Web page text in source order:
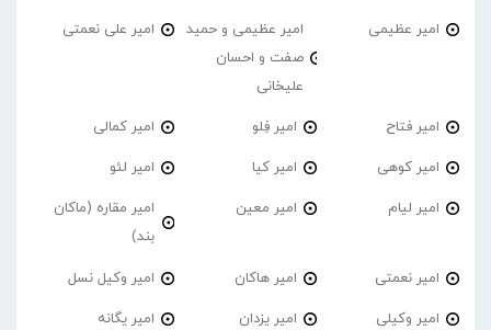
امیر عظیمی
امیر عظیمی و حمید
صفت و احسان
علیخانی
امیر علی نعمتی
امیر فتاح امیر فِلو امیر کمالی
امیر کوهی امیر کیا امیر لئو
امیر لیام امیر معین
امیر مقاره (ماکان
بند)
امیر نعمتی امیر هاکان امیر وکیل نسل
امیر وکیلی امیر یزدان امیر یگانه